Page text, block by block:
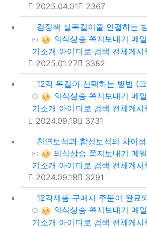
등록일
2025.04.01 조회
2367
검정색 실목걸이줄 연결하는
등록자의식상승 쪽지보내기 메
기소개 아이디로 검색 전체게시
등록일
2025.01.27 조회
3382
12각 목걸이 선택하는 방법 (크기, 용
등록자의식상승 쪽지보내기 메
기소개 아이디로 검색 전체게시
등록일
2024.09.19 조회
3731
천연보석과 합성보석의 차이점
등록자의식상승 쪽지보내기 메
기소개 아이디로 검색 전체게시
등록일
2024.09.18 조회
3291
12각제품 구매시 주문이 완료되면 곧바로 주문완료를 알려드리는 문자와 이메일이 발송됩니다. 주
등록자의식상승 쪽지보내기 메
기소개 아이디로 검색 전체게시